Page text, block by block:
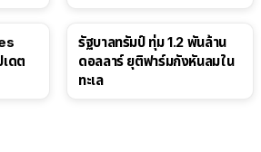
ดต
รัฐบาลทรัมป์ ทุ่ม 1.2 พันล้าน
ดอลลาร์ ยุติฟาร์มกังหันลมใน
ทะเล